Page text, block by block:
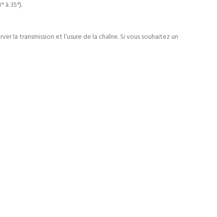
à 35°).
la transmission et l’usure de la chaîne. Si vous souhaitez un